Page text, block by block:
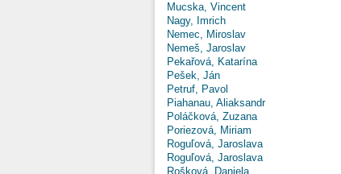
Mucska, Vincent
Nagy, Imrich
Nemec, Miroslav
Nemeš, Jaroslav
Pekařová, Katarína
Pešek, Ján
Petruf, Pavol
Piahanau, Aliaksandr
Poláčková, Zuzana
Poriezová, Miriam
Roguľová, Jaroslava
Roguľová, Jaroslava
Rošková, Daniela